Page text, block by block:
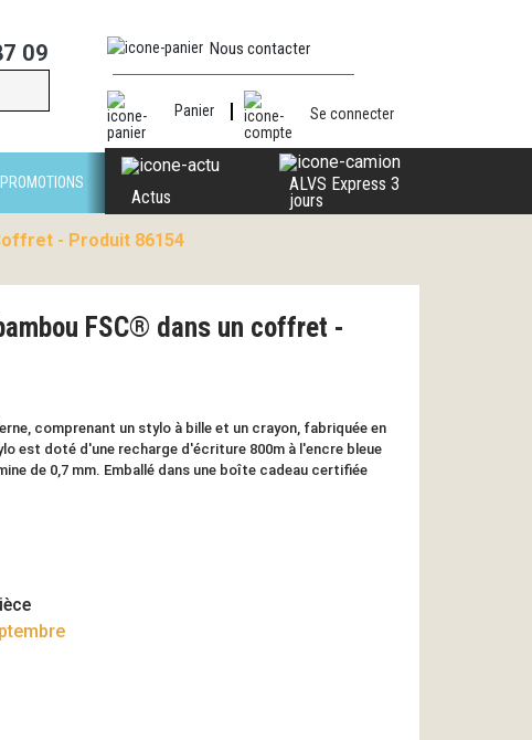
09 Nous contacter
Panier Se connecter
PROMOTIONS
Actus
ALVS Express 3
jours
- Produit 86154
FSC® dans un coffret -
comprenant un stylo à bille et un crayon, fabriquée en
est doté d'une recharge d'écriture 800m à l'encre bleue
de 0,7 mm. Emballé dans une boîte cadeau certifiée